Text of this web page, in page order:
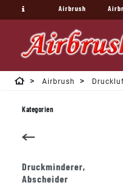
Airbrush
Airbrush
Kategorien
Druckminderer,
Abscheider